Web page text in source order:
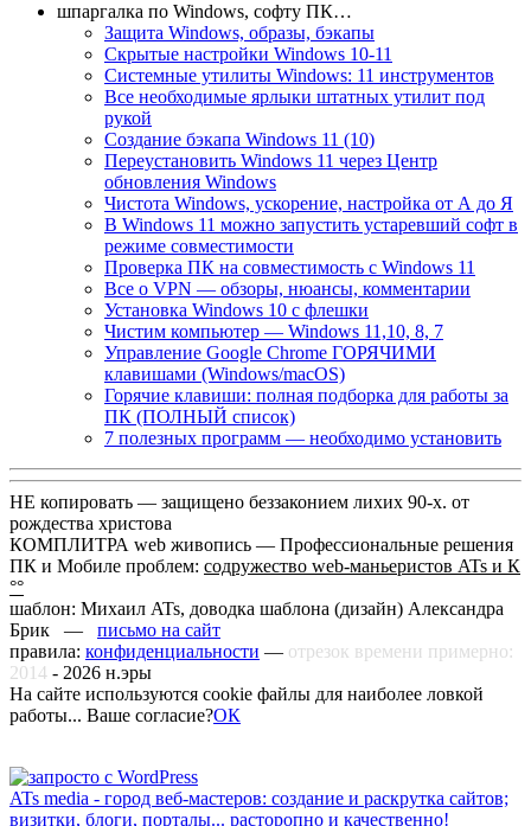
шпаргалка по Windows, софту ПК…
Защита Windows, образы, бэкапы
Скрытые настройки Windows 10-11
Системные утилиты Windows: 11 инструментов
Все необходимые ярлыки штатных утилит под
рукой
Создание бэкапа Windows 11 (10)
Переустановить Windows 11 через Центр
обновления Windows
Чистота Windows, ускорение, настройка от А до Я
В Windows 11 можно запустить устаревший софт в
режиме совместимости
Проверка ПК на совместимость с Windows 11
Все о VPN — обзоры, нюансы, комментарии
Установка Windows 10 с флешки
Чистим компьютер — Windows 11,10, 8, 7
Управление Google Chrome ГОРЯЧИМИ
клавишами (Windows/macOS)
Горячие клавиши: полная подборка для работы за
ПК (ПОЛНЫЙ список)
7 полезных программ — необходимо установить
НЕ копировать — защищено беззаконием лихих 90-х. от
рождества христова
КОМПЛИТРА web живопись — Профессиональные решения
ПК и Мобиле проблем: содружество web-маньеристов ATs и К
°°
шаблон: Михаил ATs, доводка шаблона (дизайн) Александра
Брик — письмо на сайт
правила: конфиденциальности — отрезок времени примерно:
2014 - 2026 н.эры
На сайте используются cookie файлы для наиболее ловкой
работы... Ваше согласие?ОК
ATs media - город веб-мастеров: создание и раскрутка сайтов;
визитки, блоги, порталы... расторопно и качественно!